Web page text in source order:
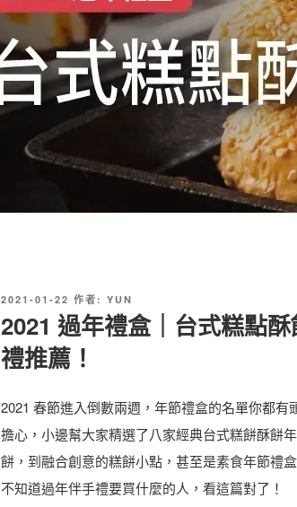
發
於
2021-01-22 作者: YUN
2021 過年禮盒｜台式糕點
禮推薦！
2021 春節進入倒數兩週，年節禮盒的名單你都有
擔心，小邊幫大家精選了八家經典台式糕餅酥餅
餅，到融合創意的糕餅小點，甚至是素食年節禮
不知道過年伴手禮要買什麼的人，看這篇對了！